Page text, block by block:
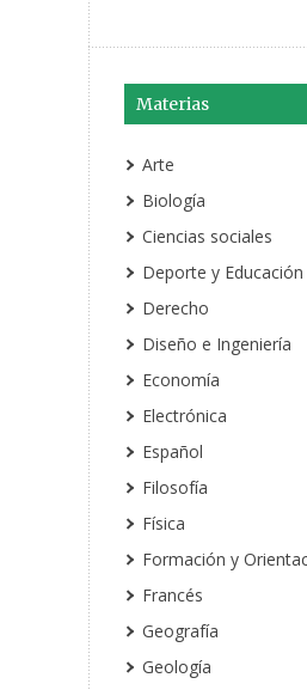
Materias
Arte
Biología
Ciencias sociales
Deporte y Educación
Derecho
Diseño e Ingeniería
Economía
Electrónica
Español
Filosofía
Física
Formación y
Francés
Geografía
Geología